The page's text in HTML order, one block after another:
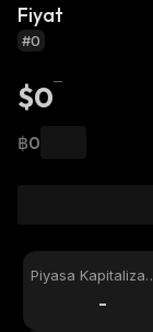
Fiyat
#0
$0
฿0
Piyasa Kapitalizas
-